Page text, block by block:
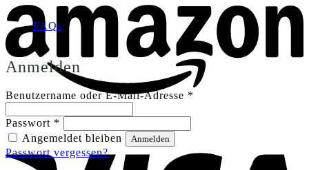
FAQs
Anmelden
Benutzername oder E-Mail-Adresse *
Passwort *
Angemeldet bleiben
Anmelden
Passwort vergessen?